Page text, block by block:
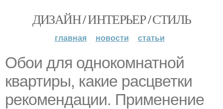
ДИЗАЙН / ИНТЕРЬЕР / СТИЛЬ
главная новости статьи
Обои для однокомнатной
квартиры, какие расцветки
рекомендации. Применение